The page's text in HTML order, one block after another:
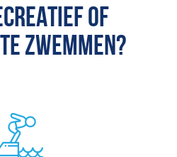
OF
ZWEMMEN?